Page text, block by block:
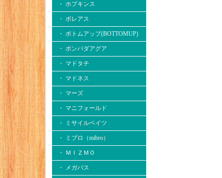
・ ホプキンス
・ ボレアス
・ ボトムアップ(BOTTOMUP)
・ ボンバダアグア
・ マドタチ
・ マドネス
・ マーズ
・ マニフォールド
・ ミサイルベイツ
・ ミブロ（mibro）
・ ＭＩＺＭＯ
・ メガバス